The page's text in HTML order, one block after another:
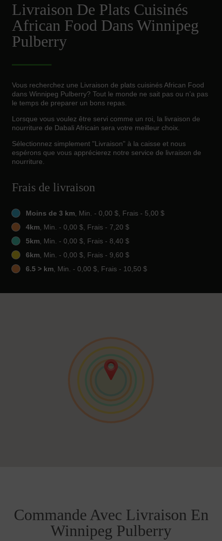
Livraison De Plats Cuisinés
African Food Dans Winnipeg
Pulberry
Vous recherchez une Livraison de plats cuisinés African Food
dans Winnipeg Pulberry? Tout le monde ne sait pas ou n’a pas
le temps de preparer un bons repas.
Lorsque vous voulez être servi comme un roi, la livraison de
nourriture de Dabali Africain sera votre meilleur choix.
Sélectionnez simplement "Livraison" à la caisse et nous
espérons que vous apprécierez notre service de livraison de
nourriture.
Frais de livraison
Moins de 3 km, Min. - 0,00 $, Frais - 5,00 $
4km, Min. - 0,00 $, Frais - 7,20 $
5km, Min. - 0,00 $, Frais - 8,40 $
6km, Min. - 0,00 $, Frais - 9,60 $
6.5 > km, Min. - 0,00 $, Frais - 10,50 $
Commande Avec Livraison En
Winnipeg Pulberry